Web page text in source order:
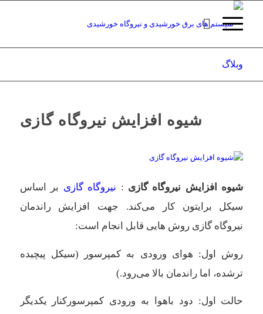
وبلاگ
شیوه افزایش نیروگاه گازی
شیوه افزایش نیروگاه گازی : نیروگاه گازی بر اساس
سیکل برایتون کار می‌کند. جهت افزایش راندمان
نیروگاه گازی روش هایی قابل انجام است:
روش اول: هوای ورودی به کمپرسور (سیکل پیچیده
ترشده، اما راندمان بالا می‌رود.)
حالت اول: دود باهوا به ورودی کمپرسورکنار یکدیگر